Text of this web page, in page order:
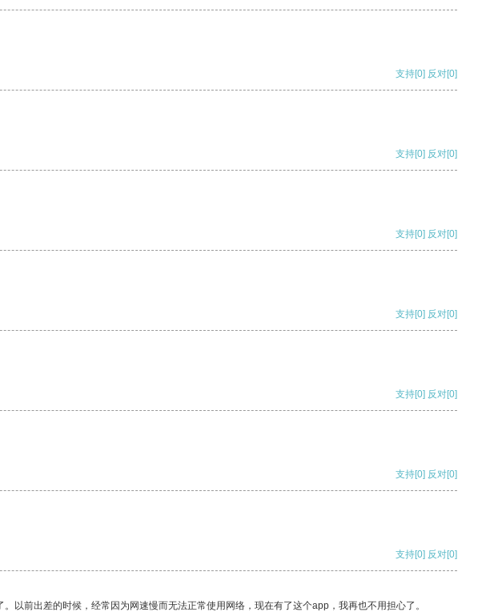
支持[0] 反对[0]
支持[0] 反对[0]
支持[0] 反对[0]
支持[0] 反对[0]
支持[0] 反对[0]
支持[0] 反对[0]
支持[0] 反对[0]
前出差的时候，经常因为网速慢而无法正常使用网络，现在有了这个app，我再也不用担心了。